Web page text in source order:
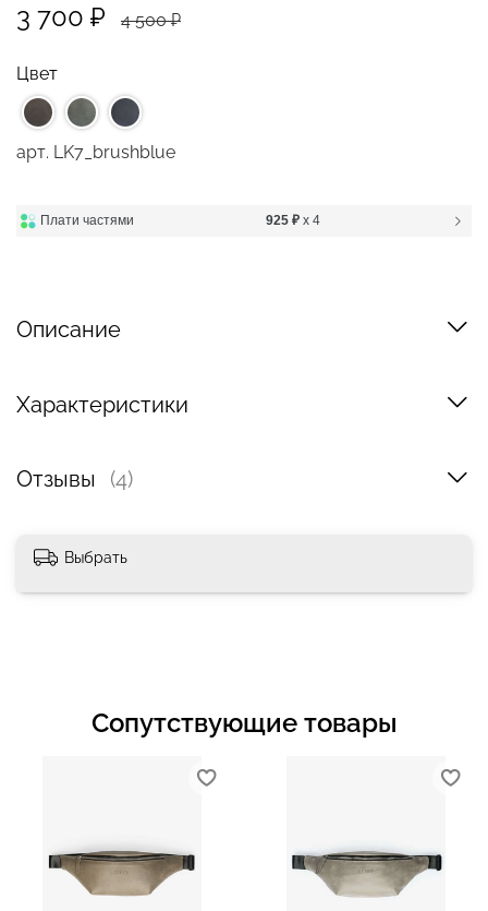
арт. LK7_brushblue
3 700 ₽
4 500 ₽
Цвет
Плати частями 925 ₽ x 4
Описание
Характеристики
Отзывы (4)
Выбрать
Сопутствующие товары